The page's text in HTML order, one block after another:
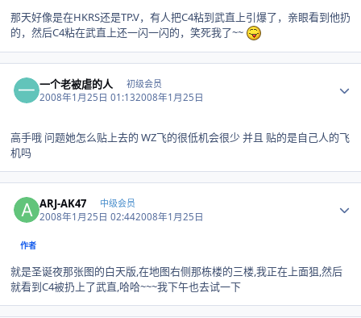
那天好像是在HKRS还是TP.V，有人把C4粘到武直上引爆了，亲眼看到他扔
的，然后C4粘在武直上还一闪一闪的，笑死我了~~
一个老被虐的人 初级会员
2008年1月25日 01:132008年1月25日
高手哦 问题她怎么贴上去的 WZ飞的很低机会很少 并且 贴的是自己人的飞
机吗
ARJ-AK47 中级会员
2008年1月25日 02:442008年1月25日
作者
就是圣诞夜那张图的白天版,在地图右侧那栋楼的三楼,我正在上面狙,然后
就看到C4被扔上了武直,哈哈~~~我下午也去试一下